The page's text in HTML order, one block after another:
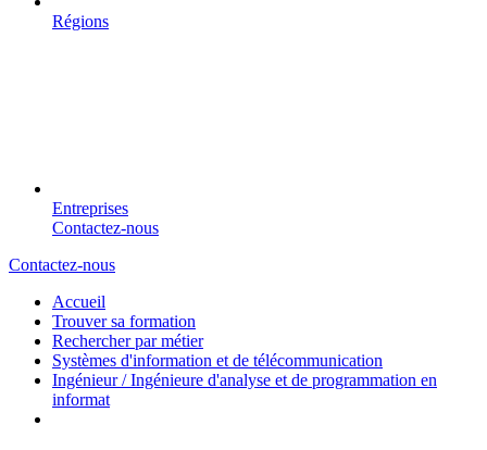
Régions
Entreprises
Contactez-nous
Contactez-nous
Accueil
Trouver sa formation
Rechercher par métier
Systèmes d'information et de télécommunication
Ingénieur / Ingénieure d'analyse et de programmation en
informat